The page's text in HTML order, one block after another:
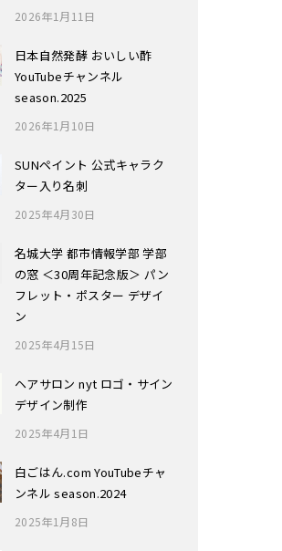
2026年1月11日
日本自然発酵 おいしい酢
YouTubeチャンネル
season.2025
2026年1月10日
SUNペイント 公式キャラク
ター入り名刺
2025年4月30日
名城大学 都市情報学部 学部
の窓 ＜30周年記念版＞ パン
フレット・ポスター デザイ
ン
2025年4月15日
ヘアサロン nyt ロゴ・サイン
デザイン制作
2025年4月1日
白ごはん.com YouTubeチャ
ンネル season.2024
2025年1月8日